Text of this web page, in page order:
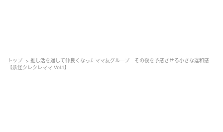
トップ
推し活を通して仲良くなったママ友グループ その後を予感させる小さな違和感
【妖怪クレクレママ Vol.1】